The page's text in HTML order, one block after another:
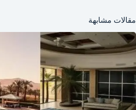
مقالات مشابهة